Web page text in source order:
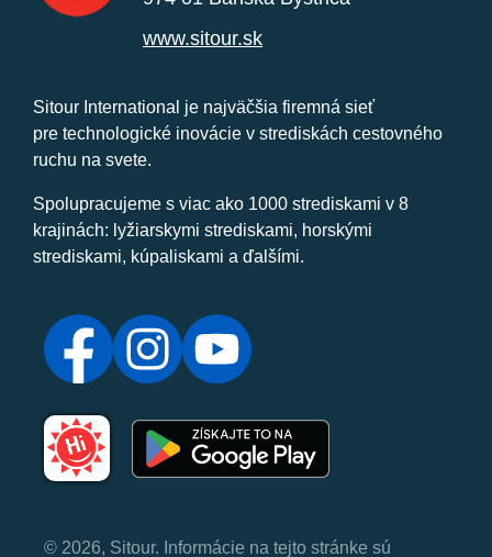
www.sitour.sk
Sitour International je najväčšia firemná sieť
pre technologické inovácie v strediskách cestovného
ruchu na svete.
Spolupracujeme s viac ako 1000 strediskami v 8
krajinách: lyžiarskymi strediskami, horskými
strediskami, kúpaliskami a ďalšími.
© 2026, Sitour. Informácie na tejto stránke sú